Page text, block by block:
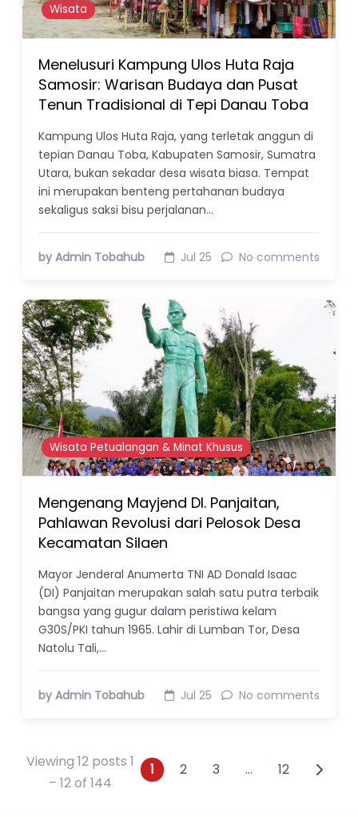
Wisata
Menelusuri Kampung Ulos Huta Raja
Samosir: Warisan Budaya dan Pusat
Tenun Tradisional di Tepi Danau Toba
Kampung Ulos Huta Raja, yang terletak anggun di
tepian Danau Toba, Kabupaten Samosir, Sumatra
Utara, bukan sekadar desa wisata biasa. Tempat
ini merupakan benteng pertahanan budaya
sekaligus saksi bisu perjalanan…
by Admin Tobahub Jul 25 No comments
Wisata Petualangan & Minat Khusus
Mengenang Mayjend DI. Panjaitan,
Pahlawan Revolusi dari Pelosok Desa
Kecamatan Silaen
Mayor Jenderal Anumerta TNI AD Donald Isaac
(DI) Panjaitan merupakan salah satu putra terbaik
bangsa yang gugur dalam peristiwa kelam
G30S/PKI tahun 1965. Lahir di Lumban Tor, Desa
Natolu Tali,…
by Admin Tobahub Jul 25 No comments
Viewing 12 posts 1
– 12 of 144
Posts navigation
1 2 3 … 12